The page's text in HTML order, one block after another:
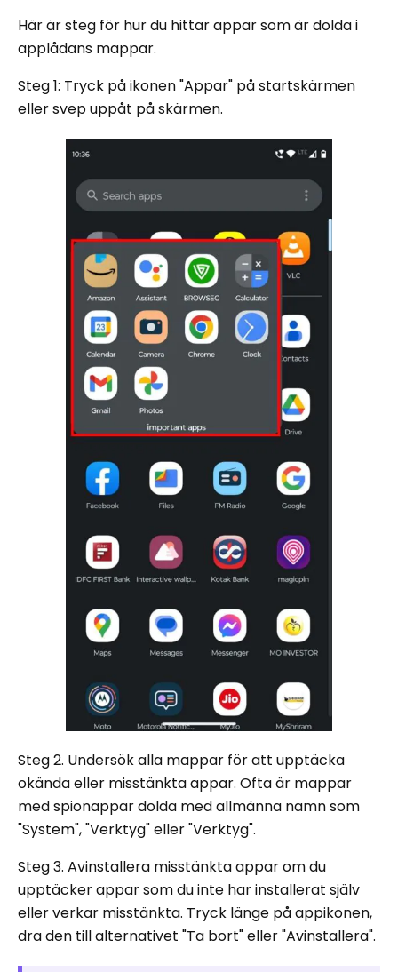
Här är steg för hur du hittar appar som är dolda i
applådans mappar.
Steg 1: Tryck på ikonen "Appar" på startskärmen
eller svep uppåt på skärmen.
Steg 2. Undersök alla mappar för att upptäcka
okända eller misstänkta appar. Ofta är mappar
med spionappar dolda med allmänna namn som
"System", "Verktyg" eller "Verktyg".
Steg 3. Avinstallera misstänkta appar om du
upptäcker appar som du inte har installerat själv
eller verkar misstänkta. Tryck länge på appikonen,
dra den till alternativet "Ta bort" eller "Avinstallera".